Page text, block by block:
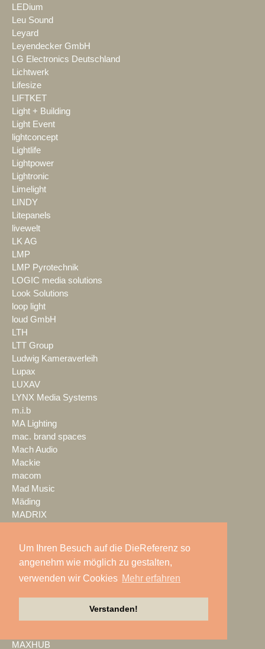
Um Ihren Besuch auf die DieReferenz so
angenehm wie möglich zu gestalten,
verwenden wir Cookies Mehr erfahren
Verstanden!
LEDium
Leu Sound
Leyard
Leyendecker GmbH
LG Electronics Deutschland
Lichtwerk
Lifesize
LIFTKET
Light + Building
Light Event
lightconcept
Lightlife
Lightpower
Lightronic
Limelight
LINDY
Litepanels
livewelt
LK AG
LMP
LMP Pyrotechnik
LOGIC media solutions
Look Solutions
loop light
loud GmbH
LTH
LTT Group
Ludwig Kameraverleih
Lupax
LUXAV
LYNX Media Systems
m.i.b
MA Lighting
mac. brand spaces
Mach Audio
Mackie
macom
Mad Music
Mäding
MADRIX
Magic Sky
magnid
Mainstage
Martin Audio
MAXHUB